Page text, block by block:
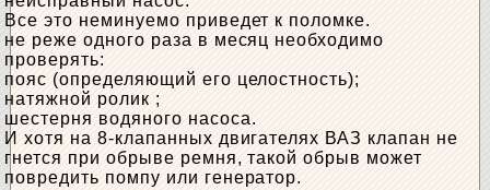
Все это неминуемо приведет к поломке.
не реже одного раза в месяц необходимо
проверять:
пояс (определяющий его целостность);
натяжной ролик ;
шестерня водяного насоса.
И хотя на 8-клапанных двигателях ВАЗ клапан не
гнется при обрыве ремня, такой обрыв может
повредить помпу или генератор.